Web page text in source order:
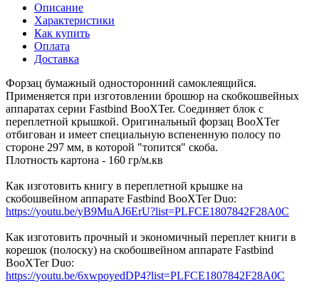
Описание
Характеристики
Как купить
Оплата
Доставка
Форзац бумажный односторонний самоклеящийся.
Применяется при изготовлении брошюр на скобкошвейных
аппаратах серии Fastbind BooXTer. Соединяет блок с
переплетной крышкой. Оригинальный форзац BooXTer
отбигован и имеет специальную вспененную полосу по
стороне 297 мм, в которой "топится" скоба.
Плотность картона - 160 гр/м.кв
Как изготовить книгу в переплетной крышке на
скобошвейном аппарате Fastbind BooXTer Duo:
https://youtu.be/yB9MuAJ6ErU?list=PLFCE1807842F28A0C
Как изготовить прочный и экономичный переплет книги в
корешок (полоску) на скобошвейном аппарате Fastbind
BooXTer Duo:
https://youtu.be/6xwpoyedDP4?list=PLFCE1807842F28A0C